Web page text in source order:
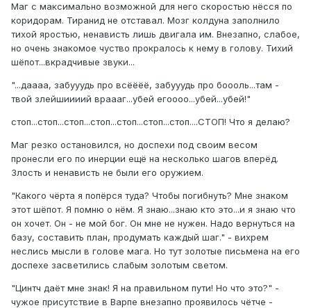
Маг с максимально возможной для него скоростью нёсся по
коридорам. Тиранид не отставал. Мозг колдуна заполнило
тихой яростью, ненависть лишь двигала им. Внезапно, слабое,
но очень знакомое чуство прокралось к нему в голову. Тихий
шёпот...вкрадчивые звуки...
"...даааа, забууудь про всёёёё, забууудь про боооль...там -
твой злейшиииий враааг...убей егоооо...убей...убей!"
стоп...стоп...стоп...стоп...стоп...стоп...стоп....СТОП! Что я делаю?
Маг резко остановился, но доспехи под своим весом
пронесли его по инерции ещё на несколько шагов вперёд.
Злость и ненависть не были его оружием.
"Какого чёрта я попёрся туда? Чтобы погибнуть? Мне знаком
этот шёпот. Я помню о нём. Я знаю...знаю кто это...и я знаю что
он хочет. Он - не мой бог. Он мне не нужен. Надо вернуться на
базу, составить план, продумать каждый шаг." - вихрем
неслись мысли в голове мага. Но тут золотые письмена на его
доспехе засветились слабым золотым светом.
"Цинтч даёт мне знак! Я на правильном пути! Но что это?" -
чужое присутствие в Варпе внезапно проявилось чётче -